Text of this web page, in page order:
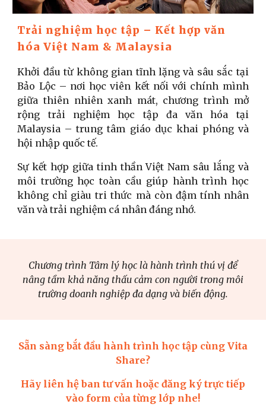
Trải nghiệm học tập – Kết hợp văn
hóa Việt Nam & Malaysia
Khởi đầu từ không gian tĩnh lặng và sâu sắc tại
Bảo Lộc – nơi học viên kết nối với chính mình
giữa thiên nhiên xanh mát, chương trình mở
rộng trải nghiệm học tập đa văn hóa tại
Malaysia – trung tâm giáo dục khai phóng và
hội nhập quốc tế.
Sự kết hợp giữa tinh thần Việt Nam sâu lắng và
môi trường học toàn cầu giúp hành trình học
không chỉ giàu tri thức mà còn đậm tính nhân
văn và trải nghiệm cá nhân đáng nhớ.
Chương trình Tâm lý học là hành trình thú vị để
nâng tầm khả năng thấu cảm con người trong môi
trường doanh nghiệp đa dạng và biến động.
Sẵn sàng bắt đầu hành trình học tập cùng Vita
Share?
Hãy liên hệ ban tư vấn hoặc đăng ký trực tiếp
vào form của từng lớp nhe!